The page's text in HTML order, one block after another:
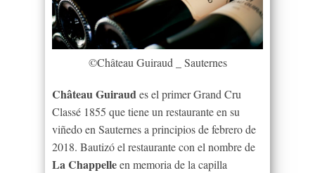
©Château Guiraud _ Sauternes
Château Guiraudes el primer Grand Cru
Classé 1855 que tiene un restaurante en su
viñedo en Sauternes a principios de febrero de
2018. Bautizó el restaurante con el nombre de
La Chappelleen memoria de la capilla